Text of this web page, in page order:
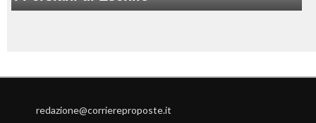
redazione@corriereproposte.it